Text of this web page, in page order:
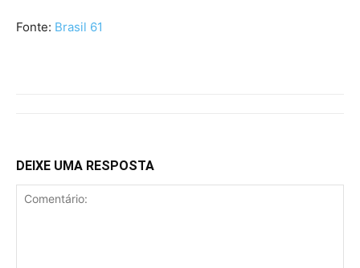
Fonte: Brasil 61
DEIXE UMA RESPOSTA